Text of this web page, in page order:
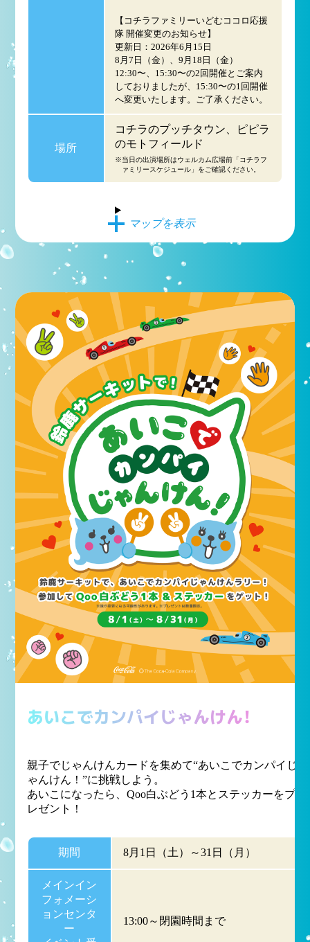
【コチラファミリーいどむココロ応援
隊 開催変更のお知らせ】
更新日：2026年6月15日
8月7日（金）、9月18日（金）
12:30〜、15:30〜の2回開催とご案内
しておりましたが、15:30〜の1回開催
へ変更いたします。ご了承ください。
場所
コチラのプッチタウン、ピピラ
のモトフィールド
※当日の出演場所はウェルカム広場前「コチラフ
ァミリースケジュール」をご確認ください。
マップを表示
あいこでカンパイじゃんけん！
親子でじゃんけんカードを集めて“あいこでカンパイじ
ゃんけん！”に挑戦しよう。
あいこになったら、Qoo白ぶどう1本とステッカーをプ
レゼント！
期間 8月1日（土）～31日（月）
メインイン
フォメーシ
ョンセンタ
ー
13:00～閉園時間まで